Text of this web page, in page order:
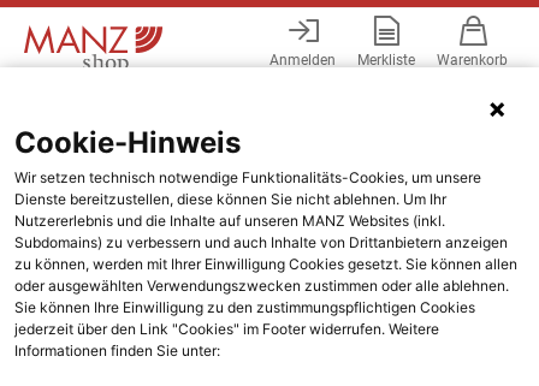
Anmelden Merkliste Warenkorb
Cookie-Hinweis
Wir setzen technisch notwendige Funktionalitäts-Cookies, um unsere
Dienste bereitzustellen, diese können Sie nicht ablehnen. Um Ihr
Nutzererlebnis und die Inhalte auf unseren MANZ Websites (inkl.
Subdomains) zu verbessern und auch Inhalte von Drittanbietern anzeigen
zu können, werden mit Ihrer Einwilligung Cookies gesetzt. Sie können allen
oder ausgewählten Verwendungszwecken zustimmen oder alle ablehnen.
Sie können Ihre Einwilligung zu den zustimmungspflichtigen Cookies
jederzeit über den Link "Cookies" im Footer widerrufen. Weitere
Informationen finden Sie unter: